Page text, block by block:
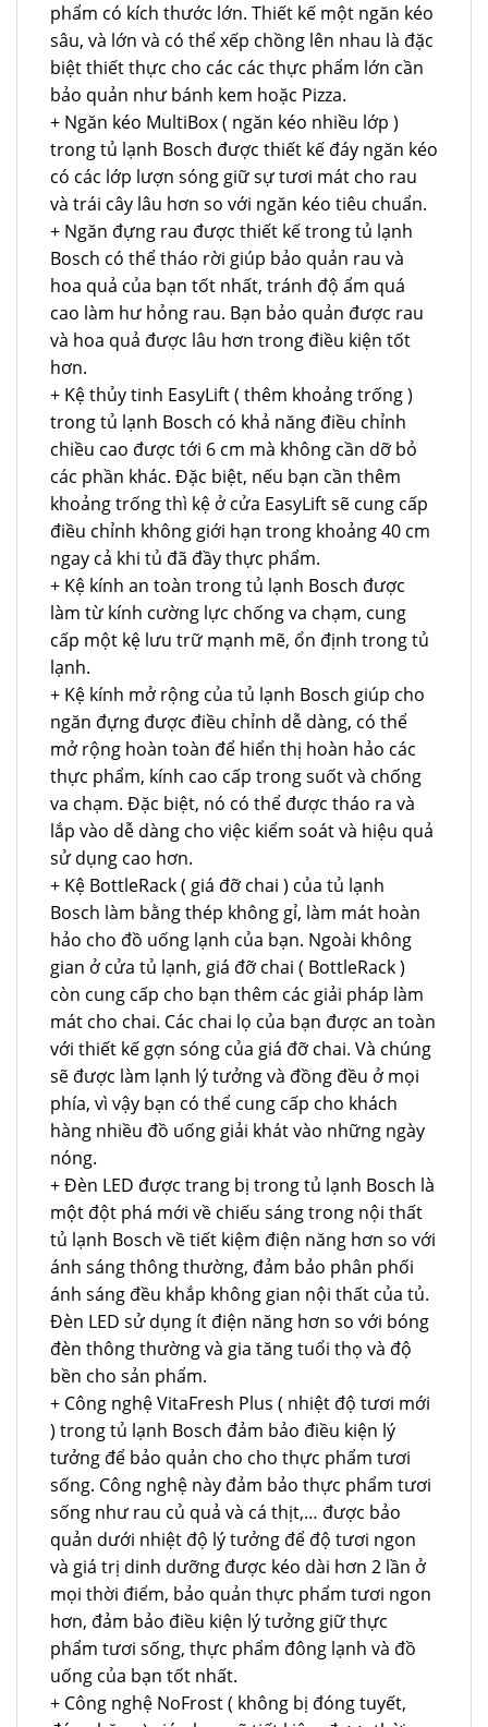
phẩm có kích thước lớn. Thiết kế một ngăn kéo
sâu, và lớn và có thể xếp chồng lên nhau là đặc
biệt thiết thực cho các các thực phẩm lớn cần
bảo quản như bánh kem hoặc Pizza.
+ Ngăn kéo MultiBox ( ngăn kéo nhiều lớp )
trong tủ lạnh Bosch được thiết kế đáy ngăn kéo
có các lớp lượn sóng giữ sự tươi mát cho rau
và trái cây lâu hơn so với ngăn kéo tiêu chuẩn.
+ Ngăn đựng rau được thiết kế trong tủ lạnh
Bosch có thể tháo rời giúp bảo quản rau và
hoa quả của bạn tốt nhất, tránh độ ẩm quá
cao làm hư hỏng rau. Bạn bảo quản được rau
và hoa quả được lâu hơn trong điều kiện tốt
hơn.
+ Kệ thủy tinh EasyLift ( thêm khoảng trống )
trong tủ lạnh Bosch có khả năng điều chỉnh
chiều cao được tới 6 cm mà không cần dỡ bỏ
các phần khác. Đặc biệt, nếu bạn cần thêm
khoảng trống thì kệ ở cửa EasyLift sẽ cung cấp
điều chỉnh không giới hạn trong khoảng 40 cm
ngay cả khi tủ đã đầy thực phẩm.
+ Kệ kính an toàn trong tủ lạnh Bosch được
làm từ kính cường lực chống va chạm, cung
cấp một kệ lưu trữ mạnh mẽ, ổn định trong tủ
lạnh.
+ Kệ kính mở rộng của tủ lạnh Bosch giúp cho
ngăn đựng được điều chỉnh dễ dàng, có thể
mở rộng hoàn toàn để hiển thị hoàn hảo các
thực phẩm, kính cao cấp trong suốt và chống
va chạm. Đặc biệt, nó có thể được tháo ra và
lắp vào dễ dàng cho việc kiểm soát và hiệu quả
sử dụng cao hơn.
+ Kệ BottleRack ( giá đỡ chai ) của tủ lạnh
Bosch làm bằng thép không gỉ, làm mát hoàn
hảo cho đồ uống lạnh của bạn. Ngoài không
gian ở cửa tủ lạnh, giá đỡ chai ( BottleRack )
còn cung cấp cho bạn thêm các giải pháp làm
mát cho chai. Các chai lọ của bạn được an toàn
với thiết kế gợn sóng của giá đỡ chai. Và chúng
sẽ được làm lạnh lý tưởng và đồng đều ở mọi
phía, vì vậy bạn có thể cung cấp cho khách
hàng nhiều đồ uống giải khát vào những ngày
nóng.
+ Đèn LED được trang bị trong tủ lạnh Bosch là
một đột phá mới về chiếu sáng trong nội thất
tủ lạnh Bosch về tiết kiệm điện năng hơn so với
ánh sáng thông thường, đảm bảo phân phối
ánh sáng đều khắp không gian nội thất của tủ.
Đèn LED sử dụng ít điện năng hơn so với bóng
đèn thông thường và gia tăng tuổi thọ và độ
bền cho sản phẩm.
+ Công nghệ VitaFresh Plus ( nhiệt độ tươi mới
) trong tủ lạnh Bosch đảm bảo điều kiện lý
tưởng để bảo quản cho cho thực phẩm tươi
sống. Công nghệ này đảm bảo thực phẩm tươi
sống như rau củ quả và cá thịt,… được bảo
quản dưới nhiệt độ lý tưởng để độ tươi ngon
và giá trị dinh dưỡng được kéo dài hơn 2 lần ở
mọi thời điểm, bảo quản thực phẩm tươi ngon
hơn, đảm bảo điều kiện lý tưởng giữ thực
phẩm tươi sống, thực phẩm đông lạnh và đồ
uống của bạn tốt nhất.
+ Công nghệ NoFrost ( không bị đóng tuyết,